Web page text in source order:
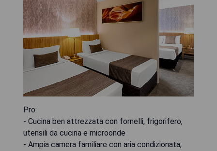
Pro:
- Cucina ben attrezzata con fornelli, frigorifero,
utensili da cucina e microonde
- Ampia camera familiare con aria condizionata,